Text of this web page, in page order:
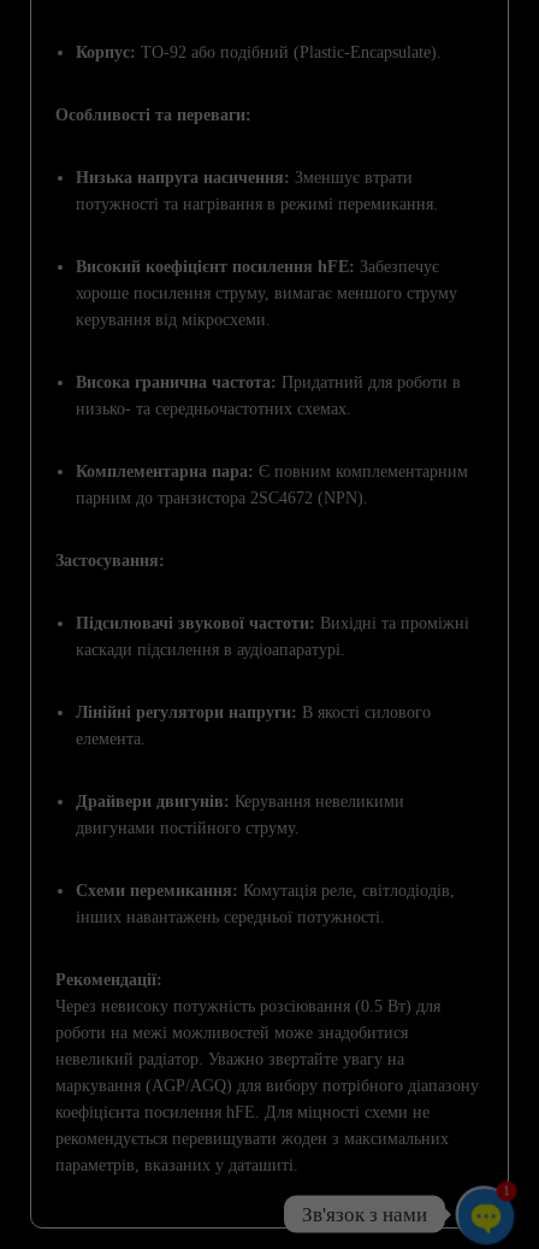
Корпус: TO-92 або подібний (Plastic-Encapsulate).
Особливості та переваги:
Низька напруга насичення: Зменшує втрати
потужності та нагрівання в режимі перемикання.
Високий коефіцієнт посилення hFE: Забезпечує
хороше посилення струму, вимагає меншого струму
керування від мікросхеми.
Висока гранична частота: Придатний для роботи в
низько- та середньочастотних схемах.
Комплементарна пара: Є повним комплементарним
парним до транзистора 2SC4672 (NPN).
Застосування:
Підсилювачі звукової частоти: Вихідні та проміжні
каскади підсилення в аудіоапаратурі.
Лінійні регулятори напруги: В якості силового
елемента.
Драйвери двигунів: Керування невеликими
двигунами постійного струму.
Схеми перемикання: Комутація реле, світлодіодів,
інших навантажень середньої потужності.
Рекомендації:
Через невисоку потужність розсіювання (0.5 Вт) для
роботи на межі можливостей може знадобитися
невеликий радіатор. Уважно звертайте увагу на
маркування (AGP/AGQ) для вибору потрібного діапазону
коефіцієнта посилення hFE. Для міцності схеми не
рекомендується перевищувати жоден з максимальних
параметрів, вказаних у даташиті.
Зв'язок з нами
1